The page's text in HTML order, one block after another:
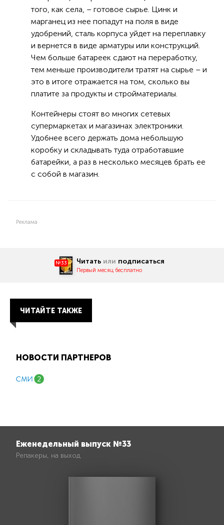
того, как села, – готовое сырье. Цинк и
марганец из нее попадут на поля в виде
удобрений, сталь корпуса уйдет на переплавку
и вернется в виде арматуры или конструкций.
Чем больше батареек сдают на переработку,
тем меньше производители тратят на сырье – и
это в итоге отражается на том, сколько вы
платите за продукты и стройматериалы.
Контейнеры стоят во многих сетевых
супермаркетах и магазинах электроники.
Удобнее всего держать дома небольшую
коробку и складывать туда отработавшие
батарейки, а раз в несколько месяцев брать ее
с собой в магазин.
Реклама
№33 Читать или подписаться
Первый месяц бесплатно
ЧИТАЙТЕ ТАКЖЕ
НОВОСТИ ПАРТНЕРОВ
Еженедельный выпуск №33
Репакеры, на выход